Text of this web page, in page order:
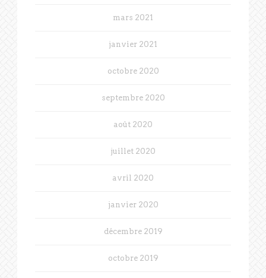
mars 2021
janvier 2021
octobre 2020
septembre 2020
août 2020
juillet 2020
avril 2020
janvier 2020
décembre 2019
octobre 2019